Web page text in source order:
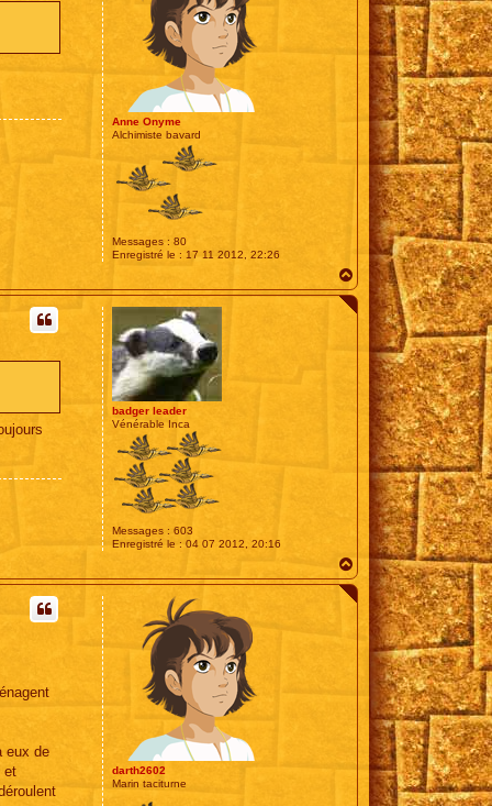
Anne Onyme
Alchimiste bavard
Messages : 80
Enregistré le : 17 11 2012, 22:26
a
u
badger leader
Vénérable Inca
Messages : 603
Enregistré le : 04 07 2012, 20:16
a
u
darth2602
Marin taciturne
eux de
et